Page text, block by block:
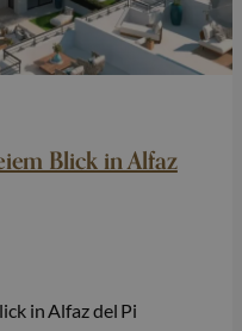
Blick in Alfaz
in Alfaz del Pi